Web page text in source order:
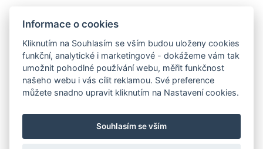
tavení) zaplatíte pouze práci - info v obchodě.
K přívěsku si můžete objednat také řetízek, třeba
tento.
Informace o cookies
Kliknutím na Souhlasím se vším budou uloženy cookies
funkční, analytické i marketingové - dokážeme vám tak
umožnit pohodlné používání webu, měřit funkčnost
našeho webu i vás cílit reklamou. Své preference
můžete snadno upravit kliknutím na Nastavení cookies.
Souhlasím se vším